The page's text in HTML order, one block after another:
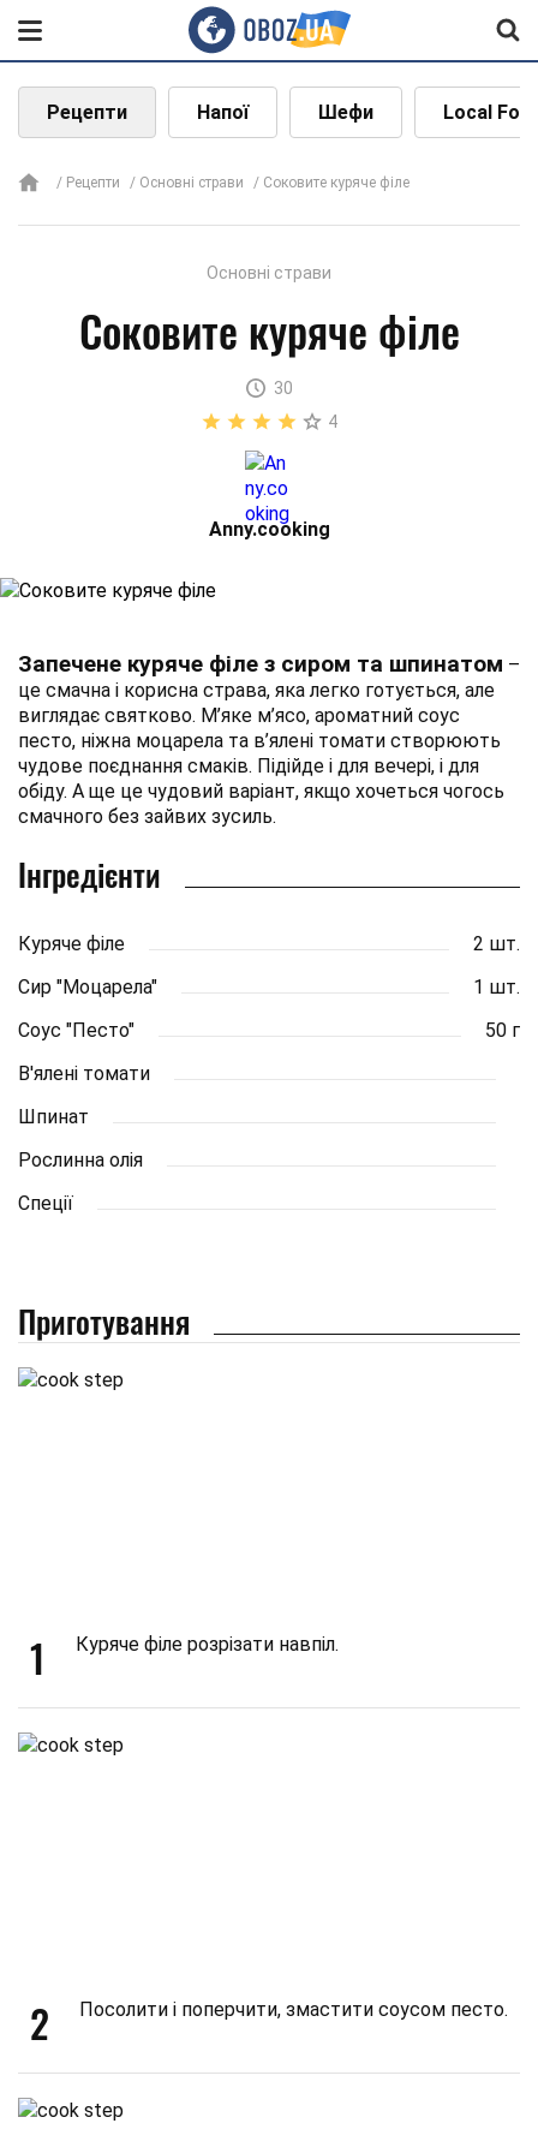
Рецепти Напої Шефи Local
Рецепти Основні страви Соковите куряче філе
Основні страви
Соковите куряче філе
30
4
Аnny.cooking
Запечене куряче філе з сиром та шпинатом –
це смачна і корисна страва, яка легко готується, але
виглядає святково. М’яке м’ясо, ароматний соус
песто, ніжна моцарела та в’ялені томати створюють
чудове поєднання смаків. Підійде і для вечері, і для
обіду. А ще це чудовий варіант, якщо хочеться чогось
смачного без зайвих зусиль.
Інгредієнти
Куряче філе
2 шт.
Сир "Моцарела"
1 шт.
Соус "Песто"
50 г
В'ялені томати
Шпинат
Рослинна олія
Спеції
Приготування
1 Куряче філе розрізати навпіл.
2 Посолити і поперчити, змастити соусом песто.